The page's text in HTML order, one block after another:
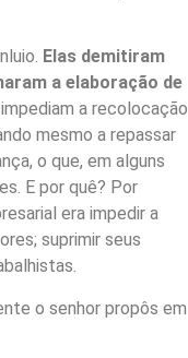
Elas demitiram
a elaboração de
a recolocação
mesmo a repassar
o que, em alguns
E por quê? Por
era impedir a
suprimir seus
o senhor propôs em